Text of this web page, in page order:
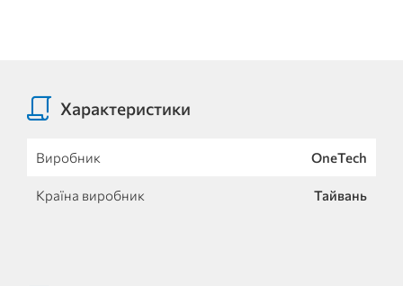
Характеристики
Виробник OneTech
Країна виробник Тайвань